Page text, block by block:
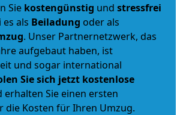
Sie kostengünstig und stressfrei
es als Beiladung oder als
. Unser Partnernetzwerk, das
aufgebaut haben, ist
und sogar international
Sie sich jetzt kostenlose
erhalten Sie einen ersten
die Kosten für Ihren Umzug.